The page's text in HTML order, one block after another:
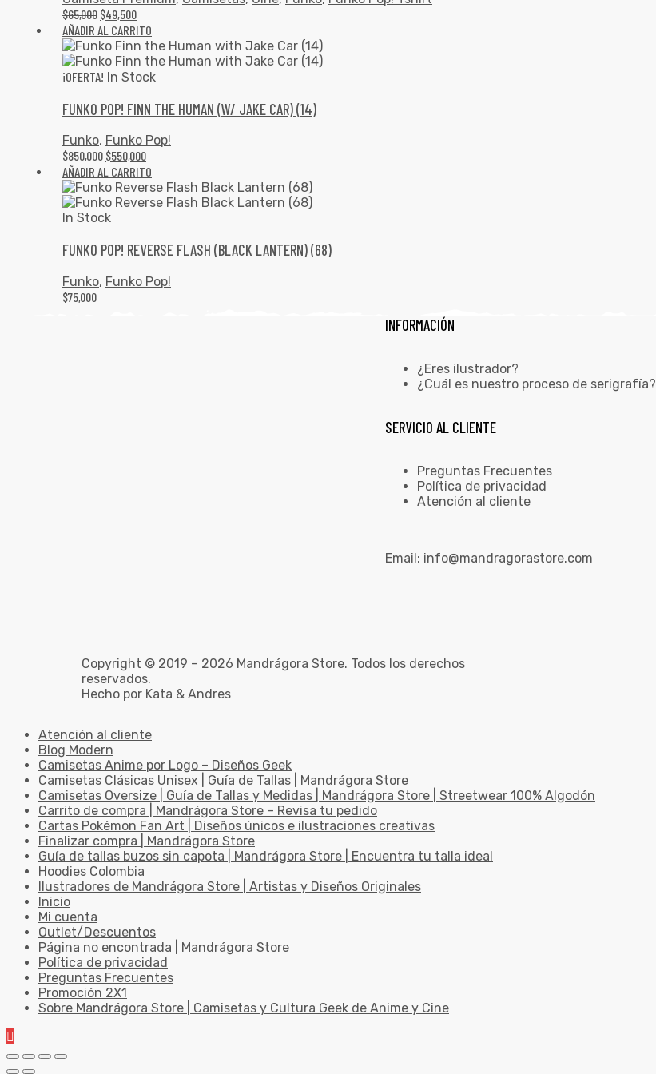
$65,000 $49,500
AÑADIR AL CARRITO
¡OFERTA! In Stock
FUNKO POP! FINN THE HUMAN (W/ JAKE CAR) (14)
Funko, Funko Pop!
$850,000 $550,000
AÑADIR AL CARRITO
In Stock
FUNKO POP! REVERSE FLASH (BLACK LANTERN) (68)
Funko, Funko Pop!
$75,000
INFORMACIÓN
¿Eres ilustrador?
¿Cuál es nuestro proceso de serigrafía?
SERVICIO AL CLIENTE
Preguntas Frecuentes
Política de privacidad
Atención al cliente
Email: info@mandragorastore.com
Copyright © 2019 – 2026 Mandrágora Store. Todos los derechos
reservados.
Hecho por Kata & Andres
Atención al cliente
Blog Modern
Camisetas Anime por Logo – Diseños Geek
Camisetas Clásicas Unisex | Guía de Tallas | Mandrágora Store
Camisetas Oversize | Guía de Tallas y Medidas | Mandrágora Store | Streetwear 100% Algodón
Carrito de compra | Mandrágora Store – Revisa tu pedido
Cartas Pokémon Fan Art | Diseños únicos e ilustraciones creativas
Finalizar compra | Mandrágora Store
Guía de tallas buzos sin capota | Mandrágora Store | Encuentra tu talla ideal
Hoodies Colombia
Ilustradores de Mandrágora Store | Artistas y Diseños Originales
Inicio
Mi cuenta
Outlet/Descuentos
Página no encontrada | Mandrágora Store
Política de privacidad
Preguntas Frecuentes
Promoción 2X1
Sobre Mandrágora Store | Camisetas y Cultura Geek de Anime y Cine